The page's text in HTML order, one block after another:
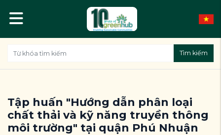
Tìm kiếm
Tập huấn "Hướng dẫn phân loại
chất thải và kỹ năng truyền thông
môi trường" tại quận Phú Nhuận